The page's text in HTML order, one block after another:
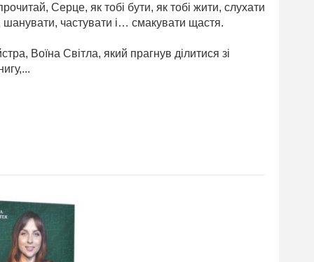
Серце, як тобі бути, як тобі жити, слухати
шанувати, частувати і… смакувати щастя.
Воїна Світла, який прагнув ділитися зі